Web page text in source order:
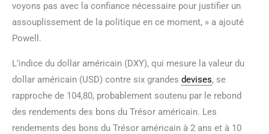
voyons pas avec la confiance nécessaire pour justifier un
assouplissement de la politique en ce moment, » a ajouté
Powell.
L’indice du dollar américain (DXY), qui mesure la valeur du
dollar américain (USD) contre six grandes devises, se
rapproche de 104,80, probablement soutenu par le rebond
des rendements des bons du Trésor américain. Les
rendements des bons du Trésor américain à 2 ans et à 10